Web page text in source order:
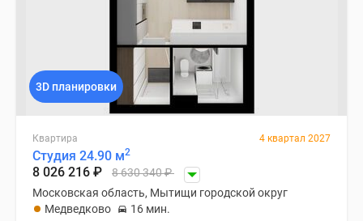
3D планировки
Квартира 4 квартал 2027
Студия 24.90 м2
8 026 216 ₽ 8 630 340₽
Московская область, Мытищи городской округ
Медведково
16 мин.